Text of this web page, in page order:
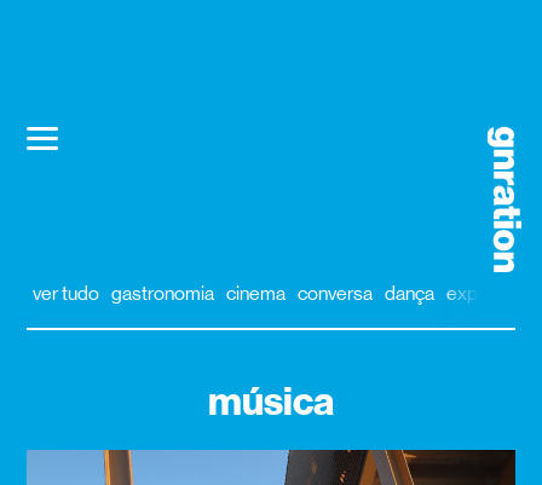
ver tudo gastronomia cinema conversa dança exposição
música